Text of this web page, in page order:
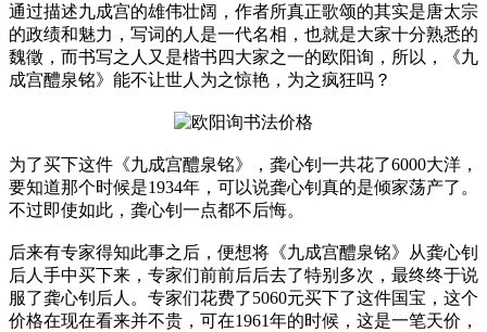
通过描述九成宫的雄伟壮阔，作者所真正歌颂的其实是唐太宗
的政绩和魅力，写词的人是一代名相，也就是大家十分熟悉的
魏徵，而书写之人又是楷书四大家之一的欧阳询，所以，《九
成宫醴泉铭》能不让世人为之惊艳，为之疯狂吗？
为了买下这件《九成宫醴泉铭》，龚心钊一共花了6000大洋，
要知道那个时候是1934年，可以说龚心钊真的是倾家荡产了。
不过即使如此，龚心钊一点都不后悔。
后来有专家得知此事之后，便想将《九成宫醴泉铭》从龚心钊
后人手中买下来，专家们前前后后去了特别多次，最终终于说
服了龚心钊后人。专家们花费了5060元买下了这件国宝，这个
价格在现在看来并不贵，可在1961年的时候，这是一笔天价，